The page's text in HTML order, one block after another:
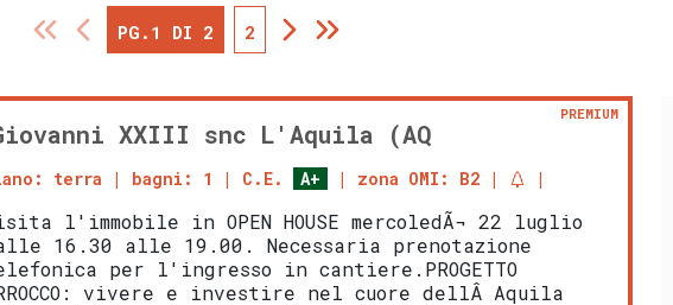
PG.1 DI 2 2
XXIII snc L'Aquila (AQ
PREMIUM
terra bagni: 1 C.E. A+ zona OMI: B2
l'immobile in OPEN HOUSE mercoledÃ¬ 22 luglio
16.30 alle 19.00. Necessaria prenotazione
per l'ingresso in cantiere.PROGETTO
vivere e investire nel cuore dellÂ Aquila